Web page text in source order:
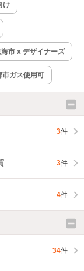
け
市 x デザイナーズ
市ガス使用可
3件
3件
4件
34件